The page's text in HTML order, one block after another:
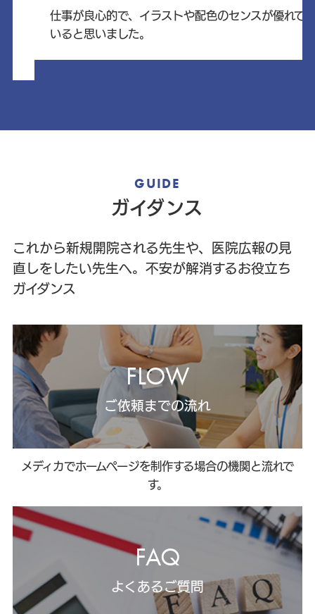
仕事が良心的で、イラストや配色のセンスが優れて
いると思いました。
GUIDE
ガイダンス
これから新規開院される先生や、医院広報の見
直しをしたい先生へ。不安が解消するお役立ち
ガイダンス
FLOW
ご依頼までの流れ
メディカでホームページを制作する場合の機関と流れで
す。
FAQ
よくあるご質問